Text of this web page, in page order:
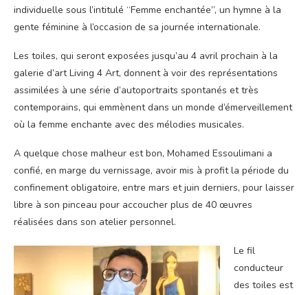
individuelle sous l’intitulé “Femme enchantée”, un hymne à la
gente féminine à l’occasion de sa journée internationale.
Les toiles, qui seront exposées jusqu’au 4 avril prochain à la
galerie d’art Living 4 Art, donnent à voir des représentations
assimilées à une série d’autoportraits spontanés et très
contemporains, qui emmènent dans un monde d’émerveillement
où la femme enchante avec des mélodies musicales.
A quelque chose malheur est bon, Mohamed Essoulimani a
confié, en marge du vernissage, avoir mis à profit la période du
confinement obligatoire, entre mars et juin derniers, pour laisser
libre à son pinceau pour accoucher plus de 40 œuvres
réalisées dans son atelier personnel.
Le fil
conducteur
des toiles est